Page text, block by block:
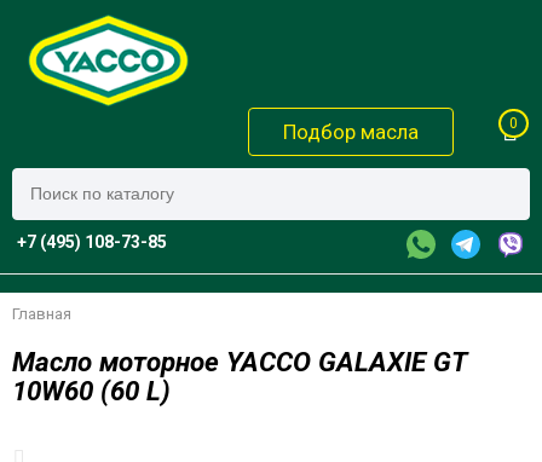
Подбор масла 0
+7 (495) 108-73-85
Главная
Масло моторное YACCO GALAXIE GT
10W60 (60 L)